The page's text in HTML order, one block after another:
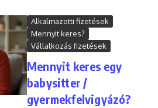
Alkalmazotti fizetések
Mennyit keres?
Vállalkozás fizetések
Mennyit keres egy
babysitter /
gyermekfelvigyázó?